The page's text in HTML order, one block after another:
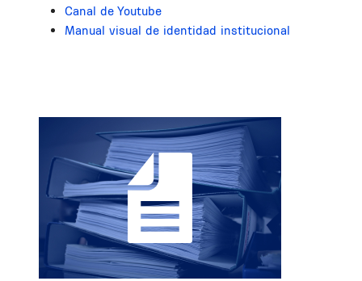
Canal de Youtube
Manual visual de identidad institucional